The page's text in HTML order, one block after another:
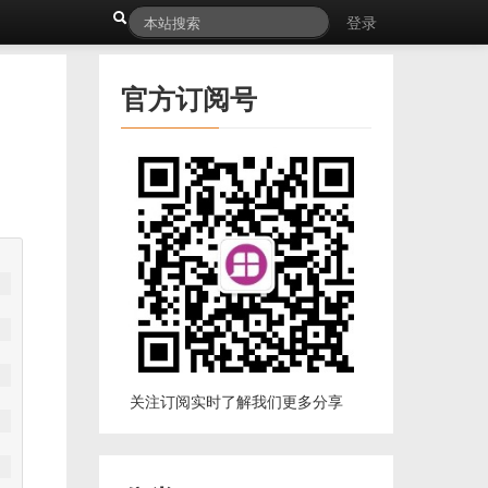
登录
官方订阅号
关注订阅实时了解我们更多分享